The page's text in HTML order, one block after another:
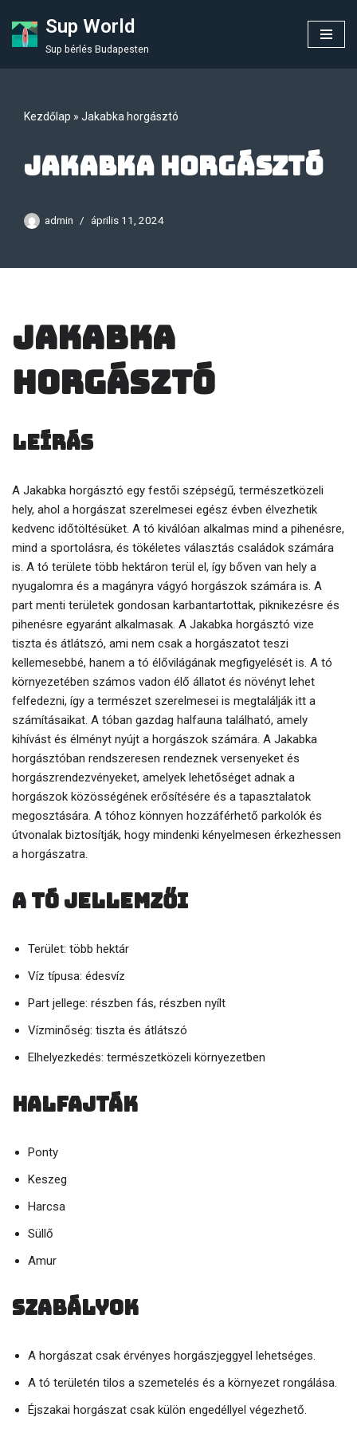
Skip
Sup World
Sup bérlés Budapesten
Kezdőlap » Jakabka horgásztó
Jakabka horgásztó
admin április 11, 2024
Jakabka
horgásztó
Leírás
A Jakabka horgásztó egy festői szépségű, természetközeli
hely, ahol a horgászat szerelmesei egész évben élvezhetik
kedvenc időtöltésüket. A tó kiválóan alkalmas mind a pihenésre,
mind a sportolásra, és tökéletes választás családok számára
is. A tó területe több hektáron terül el, így bőven van hely a
nyugalomra és a magányra vágyó horgászok számára is. A
part menti területek gondosan karbantartottak, piknikezésre és
pihenésre egyaránt alkalmasak. A Jakabka horgásztó vize
tiszta és átlátszó, ami nem csak a horgászatot teszi
kellemesebbé, hanem a tó élővilágának megfigyelését is. A tó
környezetében számos vadon élő állatot és növényt lehet
felfedezni, így a természet szerelmesei is megtalálják itt a
számításaikat. A tóban gazdag halfauna található, amely
kihívást és élményt nyújt a horgászok számára. A Jakabka
horgásztóban rendszeresen rendeznek versenyeket és
horgászrendezvényeket, amelyek lehetőséget adnak a
horgászok közösségének erősítésére és a tapasztalatok
megosztására. A tóhoz könnyen hozzáférhető parkolók és
útvonalak biztosítják, hogy mindenki kényelmesen érkezhessen
a horgászatra.
A tó jellemzői
Terület: több hektár
Víz típusa: édesvíz
Part jellege: részben fás, részben nyílt
Vízminőség: tiszta és átlátszó
Elhelyezkedés: természetközeli környezetben
Halfajták
Ponty
Keszeg
Harcsa
Süllő
Amur
Szabályok
A horgászat csak érvényes horgászjeggyel lehetséges.
A tó területén tilos a szemetelés és a környezet rongálása.
Éjszakai horgászat csak külön engedéllyel végezhető.